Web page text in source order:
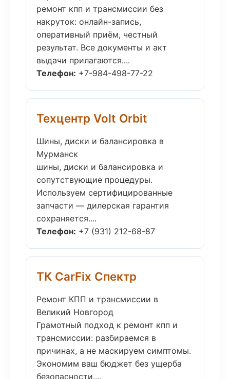
ремонт кпп и трансмиссии без
накруток: онлайн-запись,
оперативный приём, честный
результат. Все документы и акт
выдачи прилагаются....
Телефон: +7-984-498-77-22
Техцентр Volt Orbit
Шины, диски и балансировка в
Мурманск
шины, диски и балансировка и
сопутствующие процедуры.
Используем сертифицированные
запчасти — дилерская гарантия
сохраняется....
Телефон: +7 (931) 212-68-87
ТК CarFix Спектр
Ремонт КПП и трансмиссии в
Великий Новгород
Грамотный подход к ремонт кпп и
трансмиссии: разбираемся в
причинах, а не маскируем симптомы.
Экономим ваш бюджет без ущерба
безопасности....